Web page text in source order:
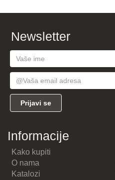
Newsletter
Informacije
Kako kupiti
O nama
Katalozi